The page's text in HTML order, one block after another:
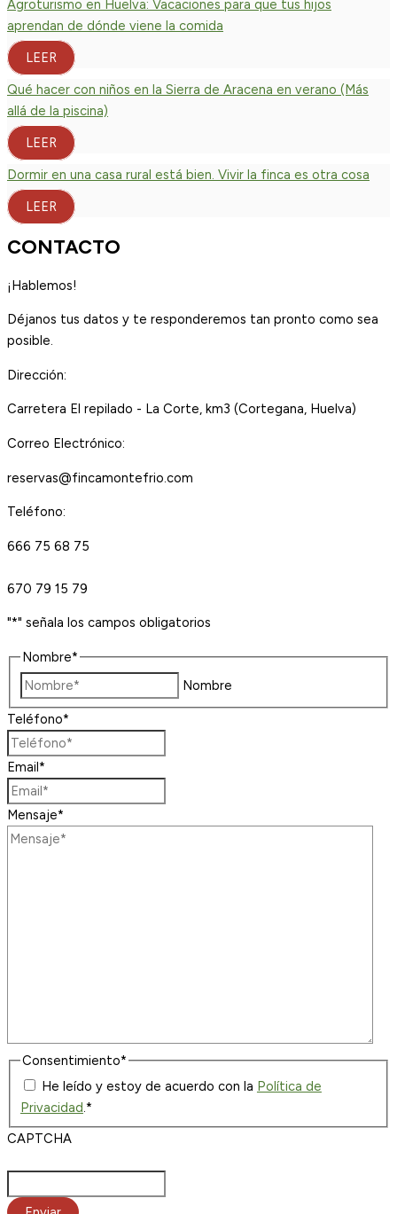
Agroturismo en Huelva: Vacaciones para que tus hijos
aprendan de dónde viene la comida
LEER
Qué hacer con niños en la Sierra de Aracena en verano (Más
allá de la piscina)
LEER
Dormir en una casa rural está bien. Vivir la finca es otra cosa
LEER
CONTACTO
¡Hablemos!
Déjanos tus datos y te responderemos tan pronto como sea
posible.
Dirección:
Carretera El repilado - La Corte, km3 (Cortegana, Huelva)
Correo Electrónico:
reservas@fincamontefrio.com
Teléfono:
666 75 68 75
670 79 15 79
"*" señala los campos obligatorios
Nombre*
Nombre
Teléfono*
Email*
Mensaje*
Consentimiento*
He leído y estoy de acuerdo con la Política de
Privacidad.*
CAPTCHA